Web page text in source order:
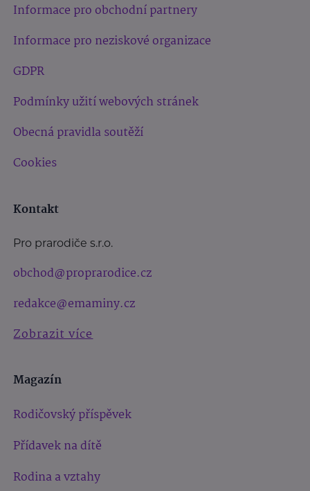
Informace pro obchodní partnery
Informace pro neziskové organizace
GDPR
Podmínky užití webových stránek
Obecná pravidla soutěží
Cookies
Kontakt
Pro prarodiče s.r.o.
obchod@proprarodice.cz
redakce@emaminy.cz
Zobrazit více
Magazín
Rodičovský příspěvek
Přídavek na dítě
Rodina a vztahy